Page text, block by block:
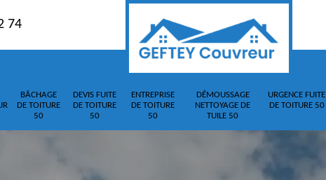
74
BÂCHAGE
DE TOITURE
50
DEVIS FUITE
DE TOITURE
50
ENTREPRISE
DE TOITURE
50
DÉMOUSSAGE
NETTOYAGE DE
TUILE 50
URGENCE FUITE
DE TOITURE 50